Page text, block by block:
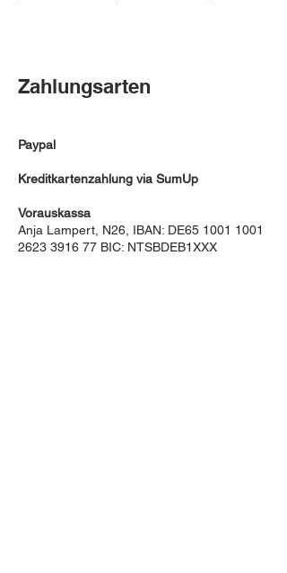
Zahlungsarten
Paypal
Kreditkartenzahlung via SumUp
Vorauskassa
Anja Lampert, N26, IBAN: DE65 1001 1001
2623 3916 77 BIC: NTSBDEB1XXX